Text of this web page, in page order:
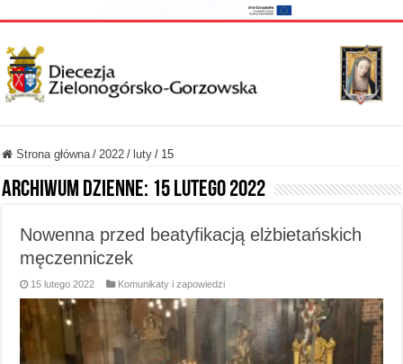
Strona główna / 2022 / luty / 15
Archiwum dzienne: 15 lutego 2022
Nowenna przed beatyfikacją elżbietańskich
męczenniczek
15 lutego 2022 Komunikaty i zapowiedzi